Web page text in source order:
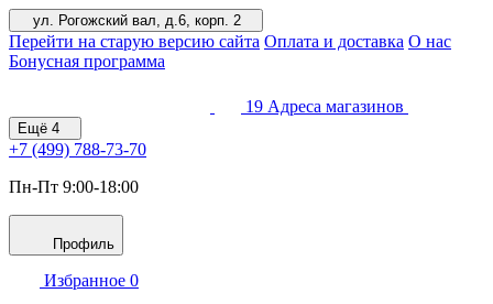
ул. Рогожский вал, д.6, корп. 2
Перейти на старую версию сайта Оплата и доставка О нас
Бонусная программа
19 Адреса магазинов
Ещё 4
+7 (499) 788-73-70
Пн-Пт 9:00-18:00
Профиль
Избранное 0